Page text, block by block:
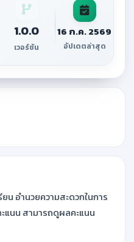
1.0.0
เวอร์ชัน
16 ก.ค. 2569
อัปเดตล่าสุด
น อำนวยความสะดวกในการ
แนน สามารถดูผลคะแนน